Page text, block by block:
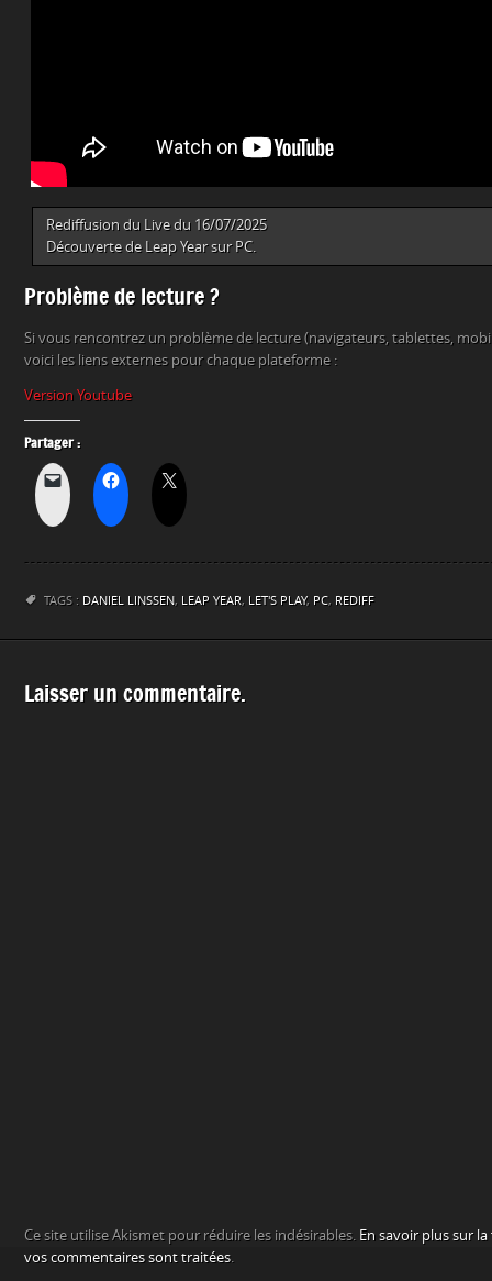
Rediffusion du Live du 16/07/2025
Découverte de Leap Year sur PC.
Problème de lecture ?
Si vous rencontrez un problème de lecture (navigateurs, tablettes,
voici les liens externes pour chaque plateforme :
Version Youtube
Partager :
TAGS : DANIEL LINSSEN, LEAP YEAR, LET'S PLAY, PC, REDIFF
Laisser un commentaire.
Ce site utilise Akismet pour réduire les indésirables. En savoir plus sur
vos commentaires sont traitées.